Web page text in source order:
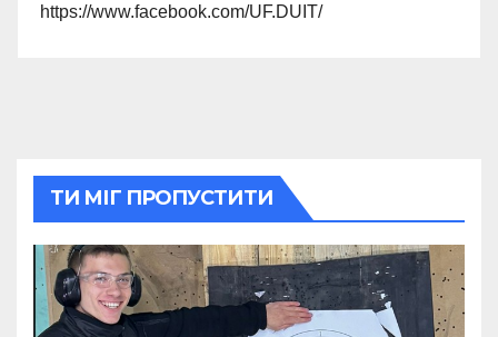
https://www.facebook.com/UF.DUIT/
ТИ МІГ ПРОПУСТИТИ